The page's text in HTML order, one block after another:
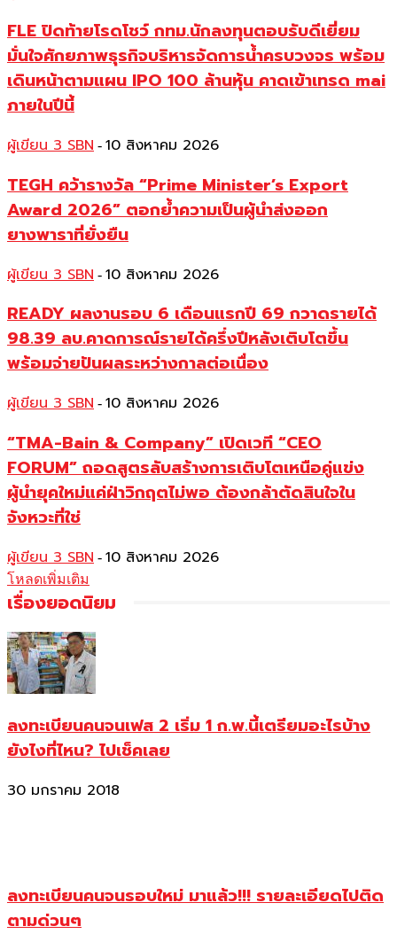
FLE ปิดท้ายโรดโชว์ กทม.นักลงทุนตอบรับดีเยี่ยม
มั่นใจศักยภาพธุรกิจบริหารจัดการน้ำครบวงจร พร้อม
เดินหน้าตามแผน IPO 100 ล้านหุ้น คาดเข้าเทรด mai
ภายในปีนี้
ผู้เขียน 3 SBN - 10 สิงหาคม 2026
TEGH คว้ารางวัล “Prime Minister’s Export
Award 2026” ตอกย้ำความเป็นผู้นำส่งออก
ยางพาราที่ยั่งยืน
ผู้เขียน 3 SBN - 10 สิงหาคม 2026
READY ผลงานรอบ 6 เดือนแรกปี 69 กวาดรายได้
98.39 ลบ.คาดการณ์รายได้ครึ่งปีหลังเติบโตขึ้น
พร้อมจ่ายปันผลระหว่างกาลต่อเนื่อง
ผู้เขียน 3 SBN - 10 สิงหาคม 2026
“TMA-Bain & Company” เปิดเวที “CEO
FORUM” ถอดสูตรลับสร้างการเติบโตเหนือคู่แข่ง
ผู้นำยุคใหม่แค่ฝ่าวิกฤตไม่พอ ต้องกล้าตัดสินใจใน
จังหวะที่ใช่
ผู้เขียน 3 SBN - 10 สิงหาคม 2026
โหลดเพิ่มเติม
เรื่องยอดนิยม
ลงทะเบียนคนจนเฟส 2 เริ่ม 1 ก.พ.นี้เตรียมอะไรบ้าง
ยังไงที่ไหน? ไปเช็คเลย
30 มกราคม 2018
ลงทะเบียนคนจนรอบใหม่ มาแล้ว!!! รายละเอียดไปติด
ตามด่วนๆ